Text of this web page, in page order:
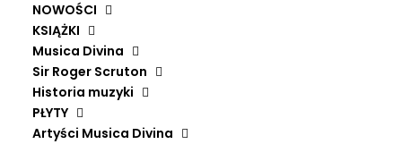
NOWOŚCI
KSIĄŻKI
Musica Divina
Sir Roger Scruton
Historia muzyki
PŁYTY
Artyści Musica DivinaSortuj wg średniej oceny